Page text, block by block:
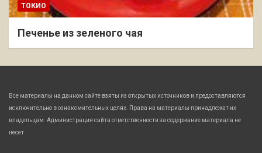
ТОКИО
Печенье из зеленого чая
Все материалы на данном сайте взяты из открытых источников и предоставляются
исключительно в ознакомительных целях. Права на материалы принадлежат их
владельцам. Администрация сайта ответственности за содержание материала не
несет.